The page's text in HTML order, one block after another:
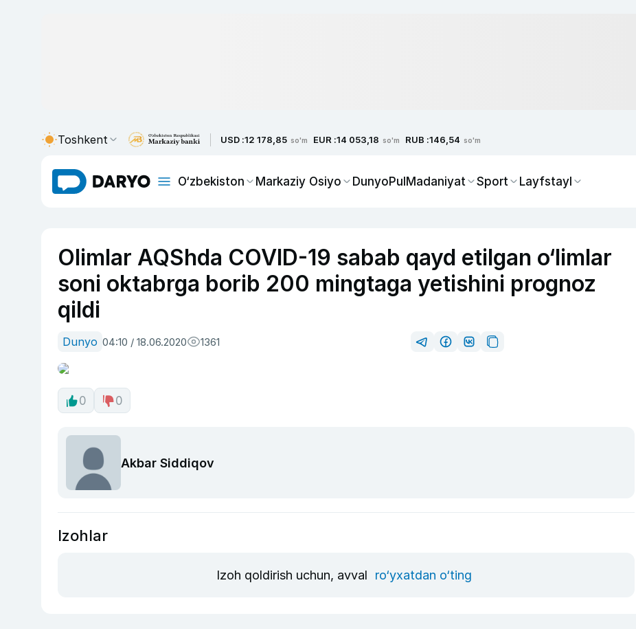
Toshkent USD :12 178,85 so'm EUR :14 053,18 so'm RUB :146,54 so'm
O‘zbekiston Markaziy Osiyo DunyoPulMadaniyat Sport Layfstayl
Olimlar AQShda COVID-19 sabab qayd etilgan o‘limlar
soni oktabrga borib 200 mingtaga yetishini prognoz
qildi
Dunyo 04:10 / 18.06.2020 1361
0 0
Akbar Siddiqov
Izohlar
Izoh qoldirish uchun, avval ro‘yxatdan o‘ting